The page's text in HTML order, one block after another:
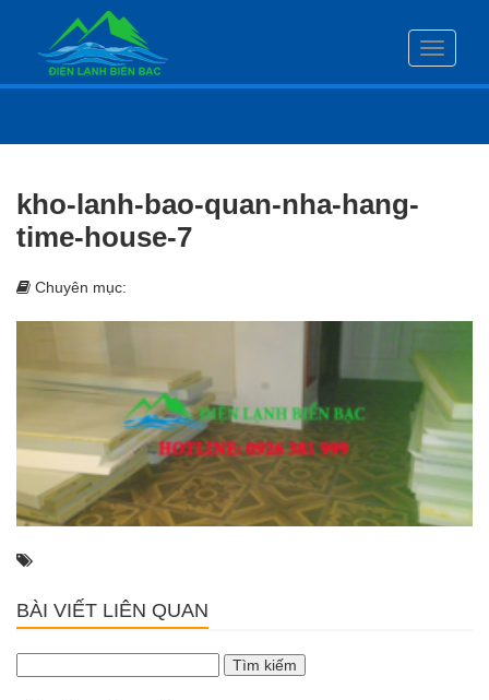
Toggle
kho-lanh-bao-quan-nha-hang-
time-house-7
Chuyên mục:
BÀI VIẾT LIÊN QUAN
kiếm